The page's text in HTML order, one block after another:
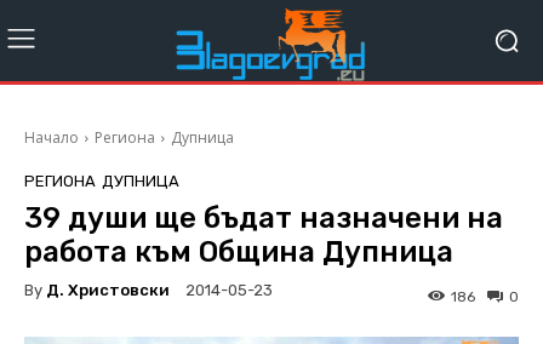
Начало Региона Дупница
РЕГИОНА ДУПНИЦА
39 души ще бъдат назначени на
работа към Община Дупница
By Д. Христовски 2014-05-23 0
186